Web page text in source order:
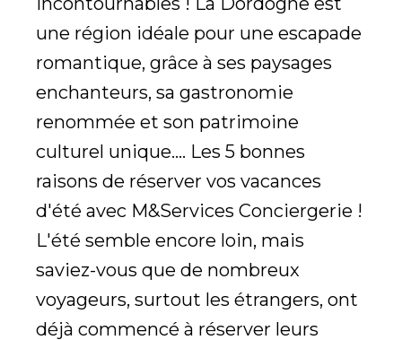
une région idéale pour une escapade
romantique, grâce à ses paysages
enchanteurs, sa gastronomie
renommée et son patrimoine
culturel unique.... Les 5 bonnes
raisons de réserver vos vacances
d'été avec M&Services Conciergerie !
L'été semble encore loin, mais
saviez-vous que de nombreux
voyageurs, surtout les étrangers, ont
déjà commencé à réserver leurs